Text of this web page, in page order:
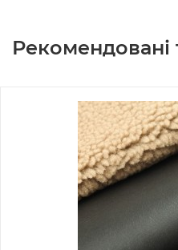
Рекомендовані